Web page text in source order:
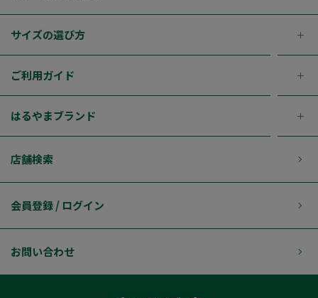
サイズの選び方
ご利用ガイド
はるやまブランド
店舗検索
会員登録 / ログイン
お問い合わせ